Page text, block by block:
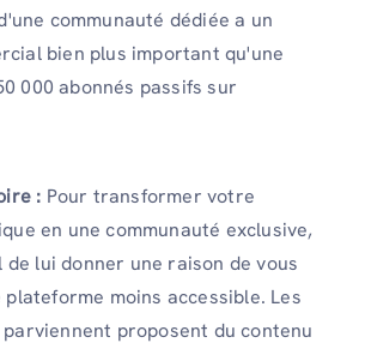
communauté dédiée a un
bien plus important qu'une
000 abonnés passifs sur
: Pour transformer votre
en une communauté exclusive,
lui donner une raison de vous
moins accessible. Les
proposent du contenu